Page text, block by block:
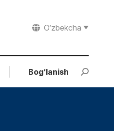
O‘zbekcha
Bog‘lanish Search: